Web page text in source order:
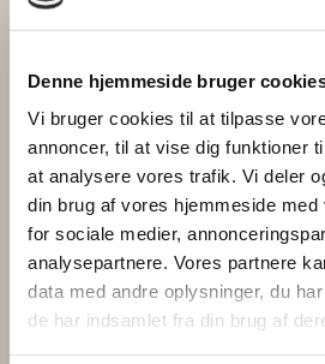
Denne hjemmeside bruger
Vi bruger cookies til at tilpasse
annoncer, til at vise dig funktioner
at analysere vores trafik. Vi deler
din brug af vores hjemmeside med
for sociale medier,
analysepartnere. Vores partnere
data med andre oplysninger, du
de har indsamlet fra din brug af
elementer mine kunder selv
eller kat